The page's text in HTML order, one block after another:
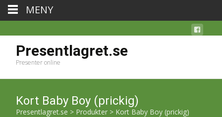
Presentlagret.se
Presenter online
Kort Baby Boy (prickig)
Presentlagret.se > Produkter > Kort Baby Boy (prickig)
MENY